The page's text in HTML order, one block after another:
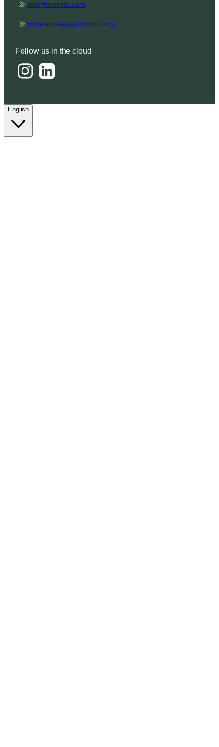
info@findnido.com
profesionales@findnido.com
Follow us in the cloud
English